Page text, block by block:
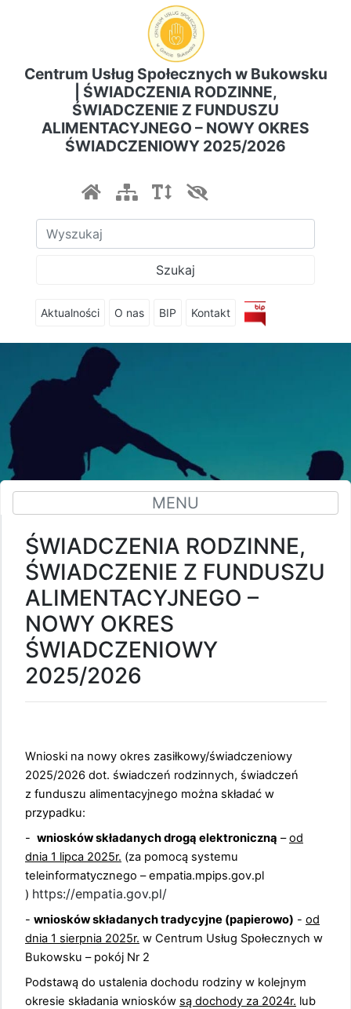
Centrum Usług Społecznych w Bukowsku
| ŚWIADCZENIA RODZINNE,
ŚWIADCZENIE Z FUNDUSZU
ALIMENTACYJNEGO – NOWY OKRES
ŚWIADCZENIOWY 2025/2026
Szukaj
Aktualności O nas BIP Kontakt
MENU
ŚWIADCZENIA RODZINNE,
ŚWIADCZENIE Z FUNDUSZU
ALIMENTACYJNEGO –
NOWY OKRES
ŚWIADCZENIOWY
2025/2026
Wnioski na nowy okres zasiłkowy/świadczeniowy
2025/2026 dot. świadczeń rodzinnych, świadczeń
z funduszu alimentacyjnego można składać w
przypadku:
- wniosków składanych drogą elektroniczną –od
dnia 1 lipca 2025r. (za pomocą systemu
teleinformatycznego – empatia.mpips.gov.pl
) https://empatia.gov.pl/
- wniosków składanych tradycyjne (papierowo) - od
dnia 1 sierpnia 2025r. w Centrum Usług Społecznych w
Bukowsku – pokój Nr 2
Podstawą do ustalenia dochodu rodziny w kolejnym
okresie składania wniosków są dochody za 2024r. lub